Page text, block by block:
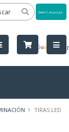
by
TIRAS LED